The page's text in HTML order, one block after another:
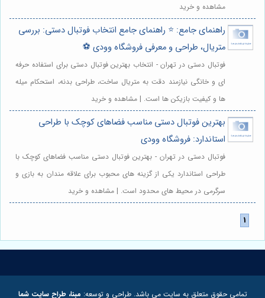
مشاهده و خرید
راهنمای جامع: ⭐️ راهنمای جامع انتخاب فوتبال دستی: بررسی
متریال، طراحی و معرفی فروشگاه وودی ⚽️
فوتبال دستی در تهران - انتخاب بهترین فوتبال دستی برای استفاده حرفه
ای و خانگی نیازمند دقت به متریال ساخت، طراحی بدنه، استحکام میله
ها و کیفیت بازیکن ها است. | مشاهده و خرید
بهترین فوتبال دستی مناسب فضاهای کوچک با طراحی
استاندارد: فروشگاه وودی
فوتبال دستی در تهران - بهترین فوتبال دستی مناسب فضاهای کوچک با
طراحی استاندارد یکی از گزینه های محبوب برای علاقه مندان به بازی و
سرگرمی در محیط های محدود است. | مشاهده و خرید
تمامی حقوق متعلق به سایت می باشد. طراحی و توسعه: مبنا، طراح سایت شما